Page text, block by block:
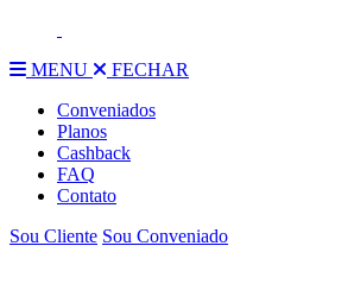
MENU
FECHAR
Conveniados
Planos
Cashback
FAQ
Contato
Sou Cliente Sou Conveniado